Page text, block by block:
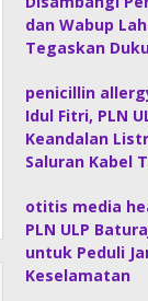
dan Wabup
Tegaskan
penicillin
Idul Fitri, PLN
Keandalan
Saluran Kabel
otitis media
PLN ULP
untuk Peduli
Keselamatan